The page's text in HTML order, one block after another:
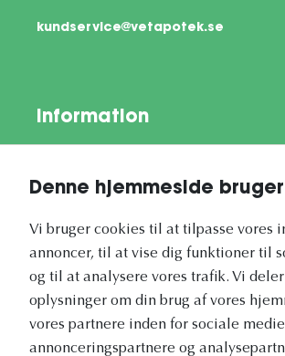
Denne hjemmeside
Vi bruger cookies til at tilpasse vores
annoncer, til at vise dig funktioner til
og til at analysere vores trafik. Vi deler
oplysninger om din brug af vores
vores partnere inden for sociale
annonceringspartnere og
kundservice@vetapotek.se
Information
Vores nyhedsbrev
Vetapotek.dk er en del af